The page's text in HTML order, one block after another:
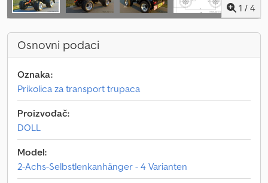
1 / 4
Osnovni podaci
Oznaka:
Prikolica za transport trupaca
Proizvođač:
DOLL
Model:
2-Achs-Selbstlenkanhänger - 4 Varianten